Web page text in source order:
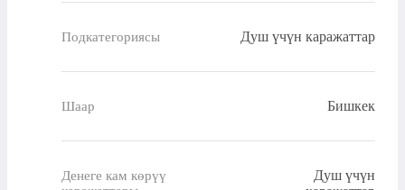
Подкатегориясы Душ үчүн каражаттар
Шаар Бишкек
Денеге кам көрүү
Душ үчүн